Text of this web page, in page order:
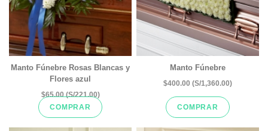
Manto Fúnebre Rosas Blancas y
Flores azul
$65.00 (S/221.00)
COMPRAR
Manto Fúnebre
$400.00 (S/1,360.00)
COMPRAR